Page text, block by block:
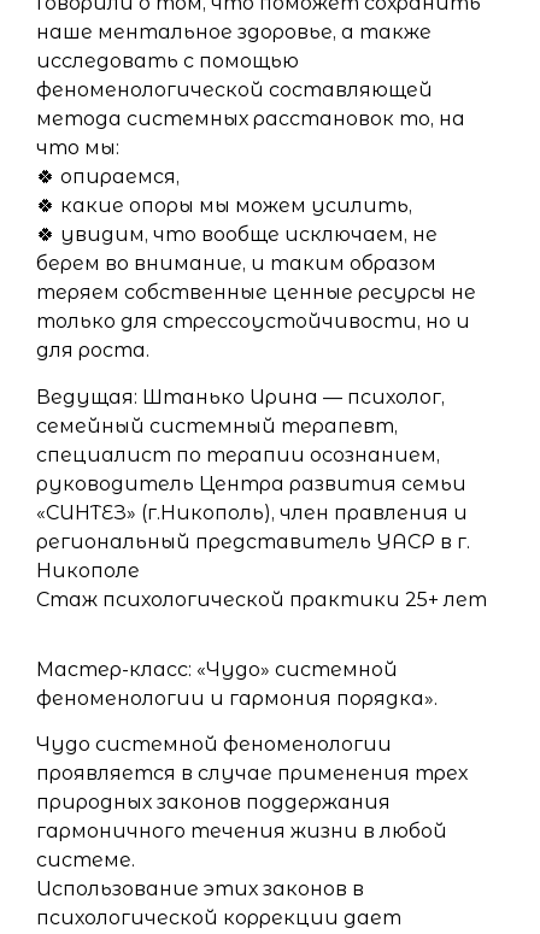
наше ментальное здоровье, а также
исследовать с помощью
феноменологической составляющей
метода системных расстановок то, на
что мы:
🍀 опираемся,
🍀 какие опоры мы можем усилить,
🍀 увидим, что вообще исключаем, не
берем во внимание, и таким образом
теряем собственные ценные ресурсы не
только для стрессоустойчивости, но и
для роста.
Ведущая: Штанько Ирина — психолог,
семейный системный терапевт,
специалист по терапии осознанием,
руководитель Центра развития семьи
«СИНТЕЗ» (г.Никополь), член правления и
региональный представитель УАСР в г.
Никополе
Стаж психологической практики 25+ лет
Мастер-класс: «Чудо» системной
феноменологии и гармония порядка».
Чудо системной феноменологии
проявляется в случае применения трех
природных законов поддержания
гармоничного течения жизни в любой
системе.
Использование этих законов в
психологической коррекции дает